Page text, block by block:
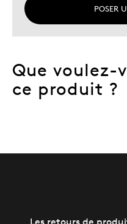
POSER
Que voulez-
ce produit ?
Les retours de